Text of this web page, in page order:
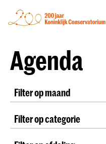
Agenda
Filter op maand
October 2026
Filter op categorie